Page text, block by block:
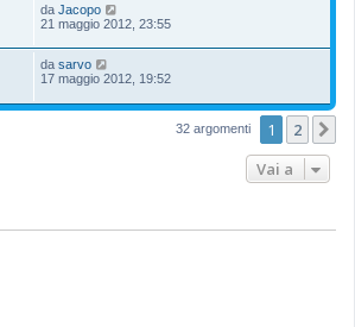
da Jacopo
21 maggio 2012, 23:55
da sarvo
17 maggio 2012, 19:52
32 argomenti 1 2
Vai a